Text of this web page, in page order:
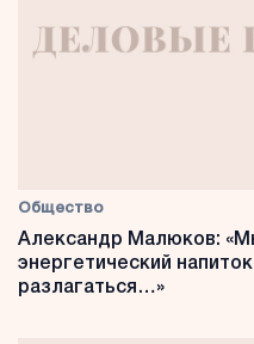
Общество
Александр Малюков:
энергетический
разлагаться…»